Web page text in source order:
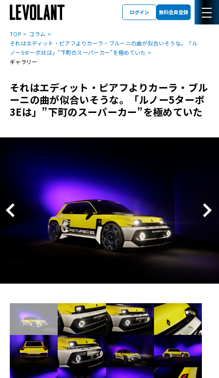
ログイン 無料会員登録
TOP
コラム
それはエディット・ピアフよりカーラ・ブルーニの曲が似合いそうな。「ル
ノー5ターボ3Eは」”下町のスーパーカー”を極めていた
ギャラリー
それはエディット・ピアフよりカーラ・ブル
ーニの曲が似合いそうな。「ルノー5ターボ
3Eは」”下町のスーパーカー”を極めていた